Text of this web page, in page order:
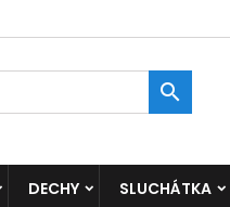

DECHY SLUCHÁTKA